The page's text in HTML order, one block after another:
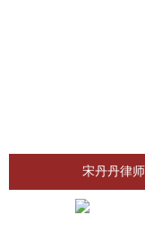
宋丹丹律师